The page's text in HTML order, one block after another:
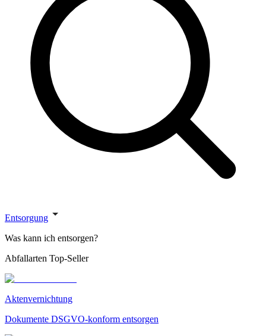
Entsorgung
Was kann ich entsorgen?
Abfallarten Top-Seller
Aktenvernichtung
Dokumente DSGVO-konform entsorgen